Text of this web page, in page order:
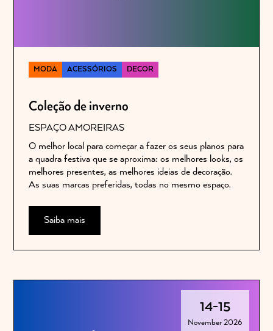
MODA ACESSÓRIOS DECOR
Coleção de inverno
ESPAÇO AMOREIRAS
O melhor local para começar a fazer os seus planos para
a quadra festiva que se aproxima: os melhores looks, os
melhores presentes, as melhores ideias de decoração.
As suas marcas preferidas, todas no mesmo espaço.
Saiba mais
14-15
November 2026